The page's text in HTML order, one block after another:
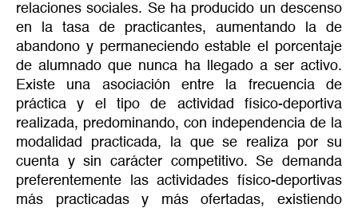
relaciones sociales. Se ha producido un descenso
en la tasa de practicantes, aumentando la de
abandono y permaneciendo estable el porcentaje
de alumnado que nunca ha llegado a ser activo.
Existe una asociación entre la frecuencia de
práctica y el tipo de actividad físico-deportiva
realizada, predominando, con independencia de la
modalidad practicada, la que se realiza por su
cuenta y sin carácter competitivo. Se demanda
preferentemente las actividades físico-deportivas
más practicadas y más ofertadas, existiendo